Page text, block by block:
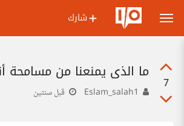
شارك
7
ما الذي يمنعنا من مسامحة
قبل سنتين